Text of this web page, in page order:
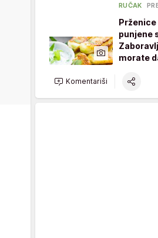
RUČAK
punjene
morate
Komentariši